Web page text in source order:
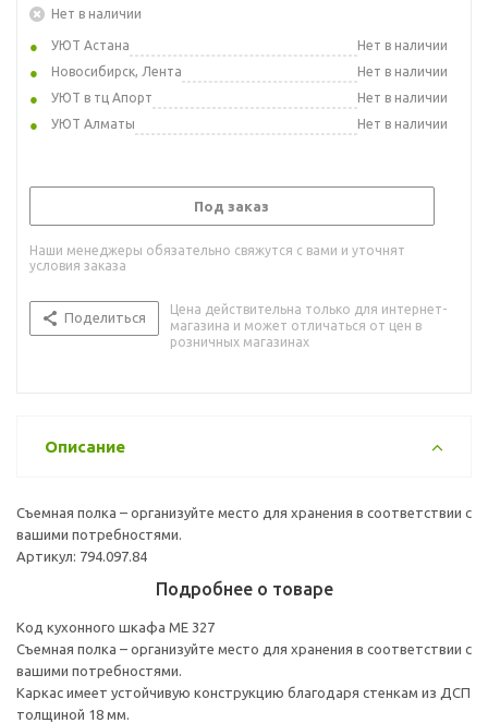
Нет в наличии
УЮТ Астана
Нет в наличии
Новосибирск, Лента
Нет в наличии
УЮТ в тц Апорт
Нет в наличии
УЮТ Алматы
Нет в наличии
Под заказ
Наши менеджеры обязательно свяжутся с вами и уточнят
условия заказа
Поделиться
Цена действительна только для интернет-
магазина и может отличаться от цен в
розничных магазинах
Описание
Съемная полка – организуйте место для хранения в соответствии с
вашими потребностями.
Артикул: 794.097.84
Подробнее о товаре
Код кухонного шкафа ME 327
Съемная полка – организуйте место для хранения в соответствии с
вашими потребностями.
Каркас имеет устойчивую конструкцию благодаря стенкам из ДСП
толщиной 18 мм.